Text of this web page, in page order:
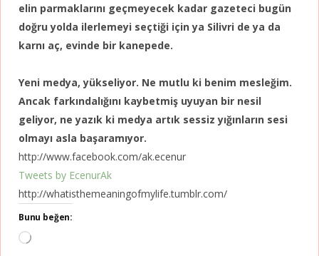
elin parmaklarını geçmeyecek kadar gazeteci bugün
doğru yolda ilerlemeyi seçtiği için ya Silivri de ya da
karnı aç, evinde bir kanepede.
Yeni medya, yükseliyor. Ne mutlu ki benim mesleğim.
Ancak farkındalığını kaybetmiş uyuyan bir nesil
geliyor, ne yazık ki medya artık sessiz yığınların sesi
olmayı asla başaramıyor.
http://www.facebook.com/ak.ecenur
Tweets by EcenurAk
http://whatisthemeaningofmylife.tumblr.com/
Bunu beğen:
Yükleniyor...